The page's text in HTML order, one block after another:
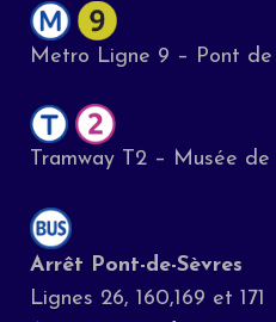
Metro Ligne 9 – Pont de
Tramway T2 – Musée de
Arrêt Pont-de-Sèvres
Lignes 26, 160,169 et 171